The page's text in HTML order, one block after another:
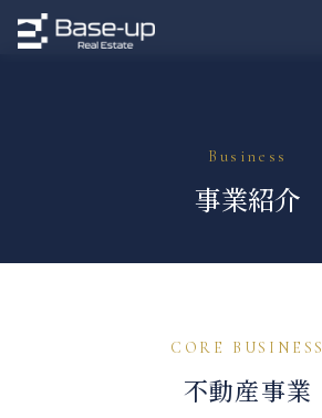
TOP › 事業紹介
Business
事業紹介
CORE BUSINESS
不動産事業